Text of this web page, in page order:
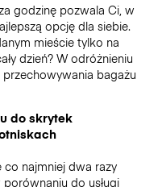
godzinę pozwala Ci, w
opcję dla siebie.
mieście tylko na
dzień? W odróżnieniu
przechowywania bagażu
do skrytek
najmniej dwa razy
do usługi